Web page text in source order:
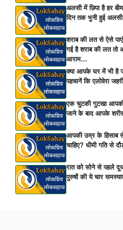
अलसी में छिपा है हर
दिन तक भुनी हुई
शराब की लत से ऐसे
गई है शराब की लत तो
आराम…
क्या आपके घर में भी है
पहचानें कि एलोवेरा
एक चुटकी गुटखा
जाने के बाद आपके शरीर
आपकी उम्र के हिसाब से
चाहिए? धीमी गति से
रात को सोने से पहले
पुरुषों की ये चार